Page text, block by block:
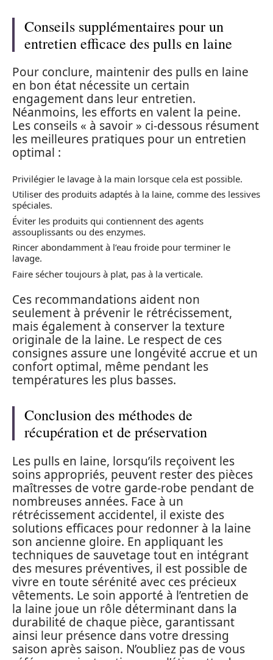
Conseils supplémentaires pour un
entretien efficace des pulls en laine
Pour conclure, maintenir des pulls en laine
en bon état nécessite un certain
engagement dans leur entretien.
Néanmoins, les efforts en valent la peine.
Les conseils « à savoir » ci-dessous résument
les meilleures pratiques pour un entretien
optimal :
Privilégier le lavage à la main lorsque cela est possible.
Utiliser des produits adaptés à la laine, comme des lessives
spéciales.
Éviter les produits qui contiennent des agents
assouplissants ou des enzymes.
Rincer abondamment à l’eau froide pour terminer le
lavage.
Faire sécher toujours à plat, pas à la verticale.
Ces recommandations aident non
seulement à prévenir le rétrécissement,
mais également à conserver la texture
originale de la laine. Le respect de ces
consignes assure une longévité accrue et un
confort optimal, même pendant les
températures les plus basses.
Conclusion des méthodes de
récupération et de préservation
Les pulls en laine, lorsqu’ils reçoivent les
soins appropriés, peuvent rester des pièces
maîtresses de votre garde-robe pendant de
nombreuses années. Face à un
rétrécissement accidentel, il existe des
solutions efficaces pour redonner à la laine
son ancienne gloire. En appliquant les
techniques de sauvetage tout en intégrant
des mesures préventives, il est possible de
vivre en toute sérénité avec ces précieux
vêtements. Le soin apporté à l’entretien de
la laine joue un rôle déterminant dans la
durabilité de chaque pièce, garantissant
ainsi leur présence dans votre dressing
saison après saison. N’oubliez pas de vous